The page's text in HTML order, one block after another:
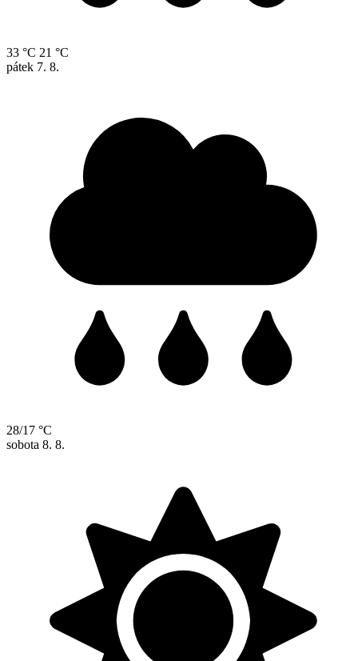
33 °C 21 °C
pátek 7. 8.
28/17 °C
sobota 8. 8.